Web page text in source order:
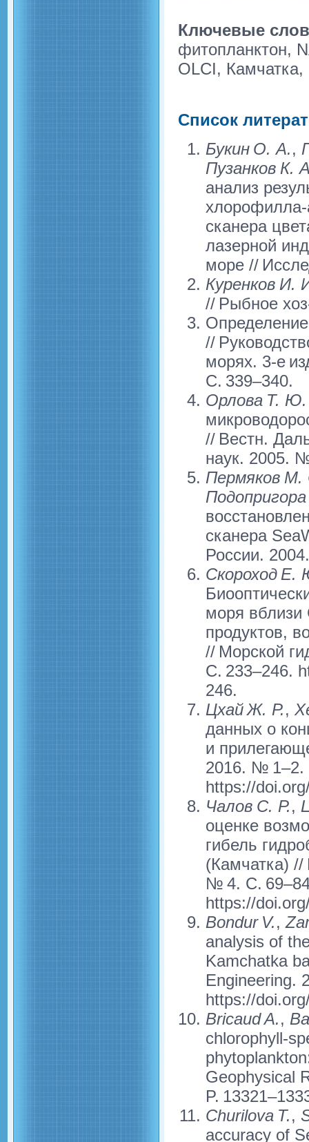
Ключевые
фитопланктон,
OLCI,
Список
Букин О. А.,
Пузанков К.
анализ
хлорофилла-
сканера
лазерной
море //
Куренков И.
// Рыбное
//
морях. 3-е
С. 339–340.
Орлова Т. Ю.
// Вестн.
наук. 2005.
Пермяков М.
сканера
России.
Скороход Е.
моря вблизи
продуктов,
// Морской
С. 233–246.
246.
Цхай Ж. Р.,
данных о
и
2016. № 1–2.
https://
Чалов С. Р.,
оценке
гибель
(Камчатка) //
№ 4. С.
https://
Bondur V.,
analysis of
Kamchatka
Engineering.
https://
Bricaud A.,
Geophysical
P.
Churilova T.,
accuracy of